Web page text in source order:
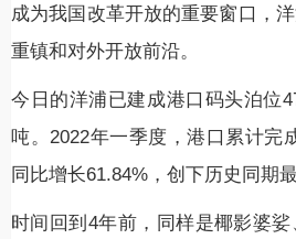
成为我国改革开放的重要窗口，
重镇和对外开放前沿。
今日的洋浦已建成港口码头泊位
吨。2022年一季度，港口累计完
同比增长61.84%，创下历史同期最
时间回到4年前，同样是椰影婆娑